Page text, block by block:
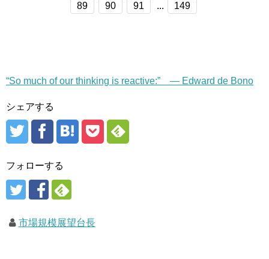
89 90 91 ... 149
“So much of our thinking is reactive:” — Edward de Bono
シェアする
フォローする
市場規模展望台長